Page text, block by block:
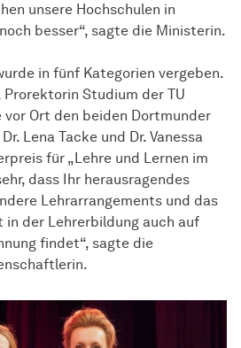
unsere Hochschulen in
besser“, sagte die Ministerin.
in fünf Kategorien vergeben.
Prorektorin Studium der TU
Ort den beiden Dortmunder
Lena Tacke und Dr. Vanessa
für „Lehre und Lernen im
dass Ihr herausragendes
Lehrarrangements und das
der Lehrerbildung auch auf
findet“, sagte die